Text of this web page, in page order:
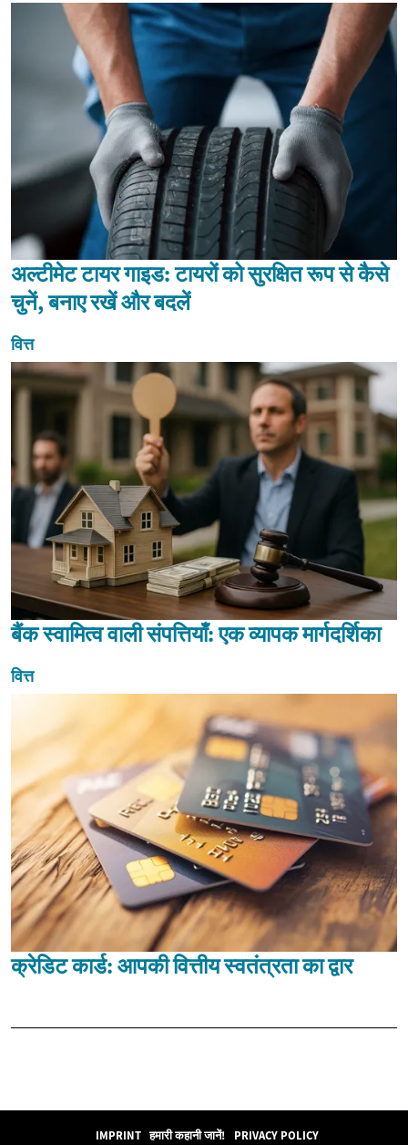
अल्टीमेट टायर गाइड: टायरों को सुरक्षित रूप से कैसे
चुनें, बनाए रखें और बदलें
वित्त
बैंक स्वामित्व वाली संपत्तियाँ: एक व्यापक मार्गदर्शिका
वित्त
क्रेडिट कार्ड: आपकी वित्तीय स्वतंत्रता का द्वार
IMPRINT हमारी कहानी जानें! PRIVACY POLICY